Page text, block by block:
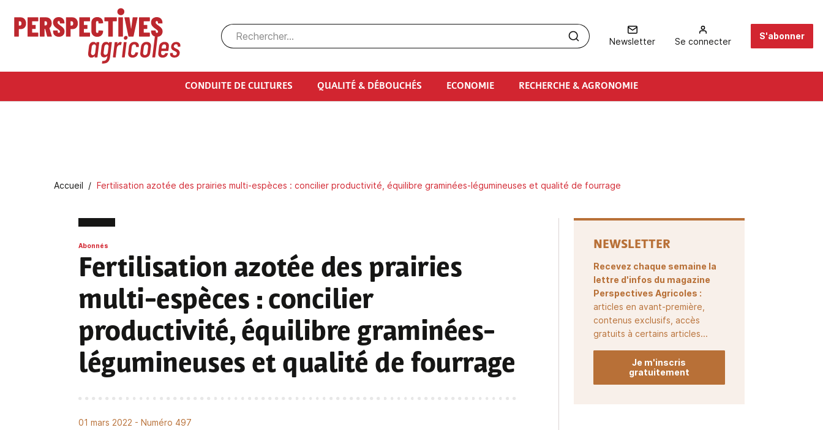
Aller au contenu principal
Newsletter Se connecter
S'abonner
CONDUITE DE CULTURES QUALITÉ & DÉBOUCHÉS ECONOMIE RECHERCHE & AGRONOMIE
Fil d'Ariane
Accueil Fertilisation azotée des prairies multi-espèces : concilier productivité, équilibre graminées-légumineuses et qualité de fourrage
Abonnés
Fertilisation azotée des prairies
multi-espèces : concilier
productivité, équilibre graminées-
légumineuses et qualité de fourrage
01 mars 2022 - Numéro 497
NEWSLETTER
Recevez chaque semaine la
lettre d'infos du magazine
Perspectives Agricoles :
articles en avant-première,
contenus exclusifs, accès
gratuits à certains articles...
Je m'inscris
gratuitement